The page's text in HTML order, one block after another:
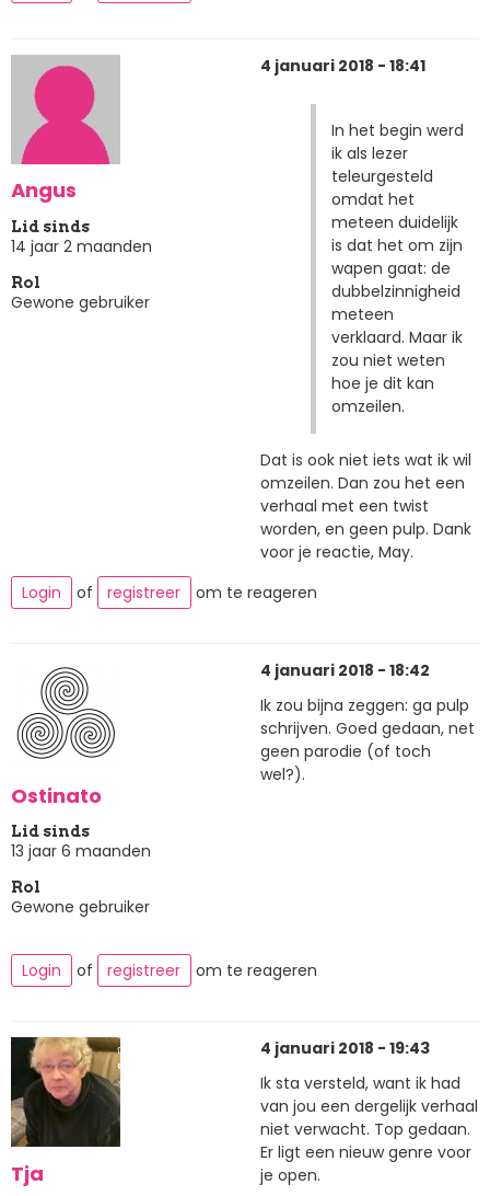
Angus
Lid sinds
14 jaar 2 maanden
Rol
Gewone gebruiker
4 januari 2018 - 18:41
In het begin werd
ik als lezer
teleurgesteld
omdat het
meteen duidelijk
is dat het om zijn
wapen gaat: de
dubbelzinnigheid
meteen
verklaard. Maar ik
zou niet weten
hoe je dit kan
omzeilen.
Dat is ook niet iets wat ik wil
omzeilen. Dan zou het een
verhaal met een twist
worden, en geen pulp. Dank
voor je reactie, May.
Login
of registreer om te reageren
Ostinato
Lid sinds
13 jaar 6 maanden
Rol
Gewone gebruiker
4 januari 2018 - 18:42
Ik zou bijna zeggen: ga pulp
schrijven. Goed gedaan, net
geen parodie (of toch
wel?).
Login of registreer om te reageren
Tja
4 januari 2018 - 19:43
Ik sta versteld, want ik had
van jou een dergelijk verhaal
niet verwacht. Top gedaan.
Er ligt een nieuw genre voor
je open.